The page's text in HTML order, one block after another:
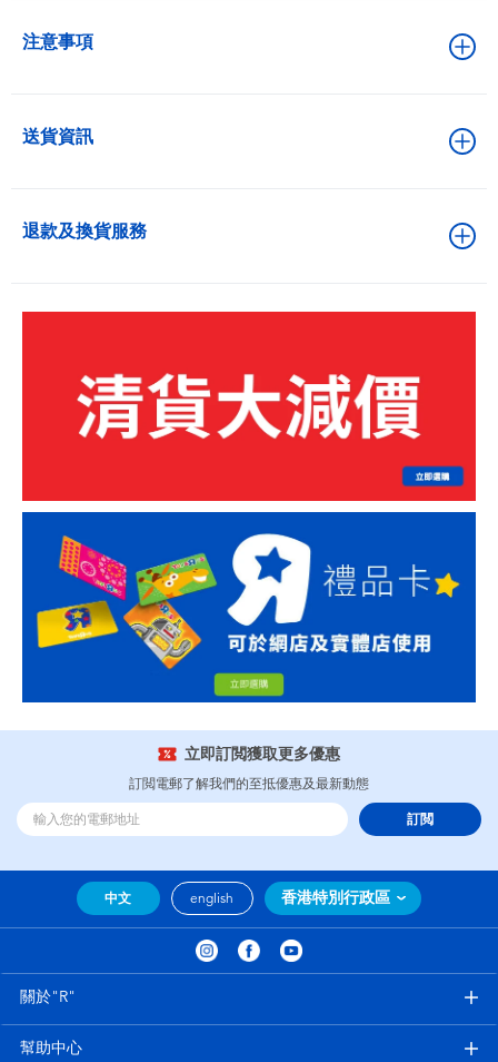
注意事項
送貨資訊
退款及換貨服務
立即訂閲獲取更多優惠
訂閲電郵了解我們的至抵優惠及最新動態
訂閲
中文 english 香港特別行政區
關於"R"
幫助中心